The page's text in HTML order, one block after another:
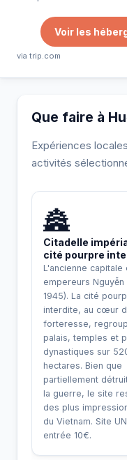
Voir les
via trip.com
Que faire à
Expériences
activités
🏯
Citadelle
cité pourpre
L'ancienne capitale
empereurs Nguyễn
1945). La cité
interdite, au cœur
forteresse,
palais, temples et
dynastiques sur
hectares. Bien que
partiellement
la guerre, le site
des plus
du Vietnam. Site
entrée 10€.